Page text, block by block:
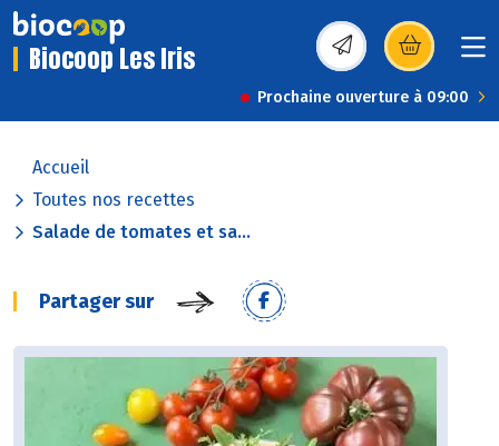
Biocoop Les Iris (s’ouvre dans une
Prochaine ouverture à 09:00
Accueil
Toutes nos recettes
Salade de tomates et sa...
Partager sur